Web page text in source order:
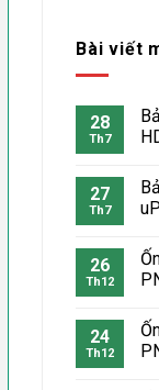
Bài viết
28
Th7
27
Th7
26
Th12
24
Th12